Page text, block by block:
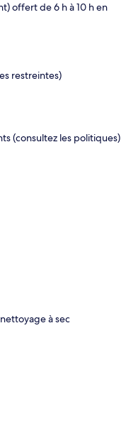
offert de 6 h à 10 h en
restreintes)
(consultez les politiques)
à sec